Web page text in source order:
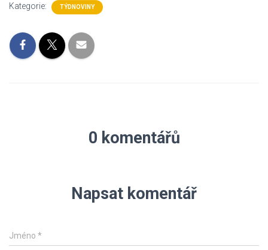
Kategorie: TÝDNOVINY
0 komentářů
Napsat komentář
Jméno *